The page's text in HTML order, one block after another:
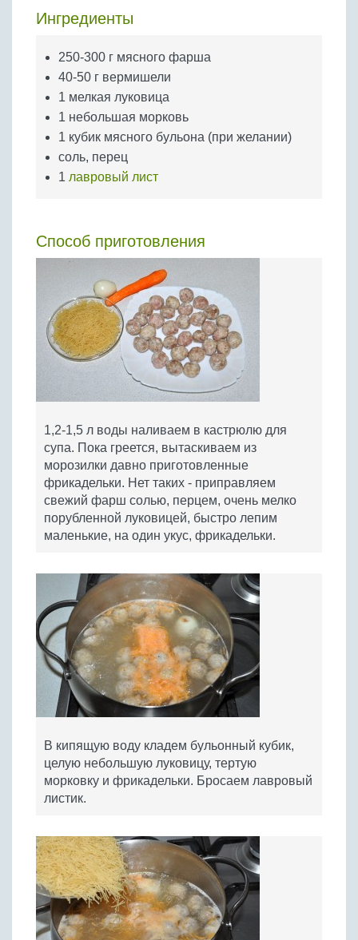
Крупы
Ингредиенты
250-300 г мясного фарша
40-50 г вермишели
1 мелкая луковица
1 небольшая морковь
1 кубик мясного бульона (при желании)
соль, перец
1 лавровый лист
Способ приготовления
1,2-1,5 л воды наливаем в кастрюлю для
супа. Пока греется, вытаскиваем из
морозилки давно приготовленные
фрикадельки. Нет таких - приправляем
свежий фарш солью, перцем, очень мелко
порубленной луковицей, быстро лепим
маленькие, на один укус, фрикадельки.
В кипящую воду кладем бульонный кубик,
целую небольшую луковицу, тертую
морковку и фрикадельки. Бросаем лавровый
листик.